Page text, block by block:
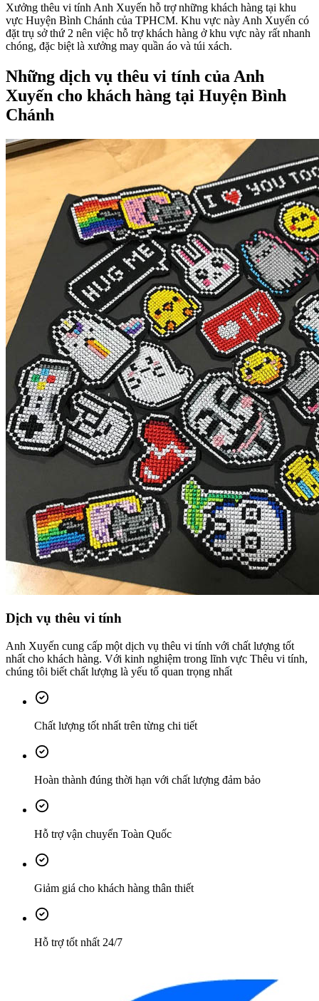
Xưởng thêu vi tính Anh Xuyến hỗ trợ những khách hàng tại khu
vực Huyện Bình Chánh của TPHCM. Khu vực này Anh Xuyến có
đặt trụ sở thứ 2 nên việc hỗ trợ khách hàng ở khu vực này rất nhanh
chóng, đặc biệt là xưởng may quần áo và túi xách.
Những dịch vụ thêu vi tính của Anh
Xuyến cho khách hàng tại Huyện Bình
Chánh
Dịch vụ thêu vi tính
Anh Xuyến cung cấp một dịch vụ thêu vi tính với chất lượng tốt
nhất cho khách hàng. Với kinh nghiệm trong lĩnh vực Thêu vi tính,
chúng tôi biết chất lượng là yếu tố quan trọng nhất
Chất lượng tốt nhất trên từng chi tiết
Hoàn thành đúng thời hạn với chất lượng đảm bảo
Hỗ trợ vận chuyển Toàn Quốc
Giảm giá cho khách hàng thân thiết
Hỗ trợ tốt nhất 24/7